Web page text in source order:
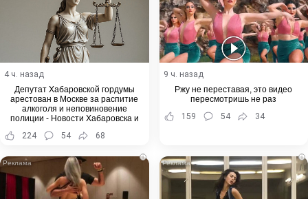
4 ч. назад
Депутат Хабаровской гордумы
арестован в Москве за распитие
алкоголя и неповиновение
полиции - Новости Хабаровска и
224 54 68
9 ч. назад
Ржу не переставая, это видео
пересмотришь не раз
159
54 34
i i